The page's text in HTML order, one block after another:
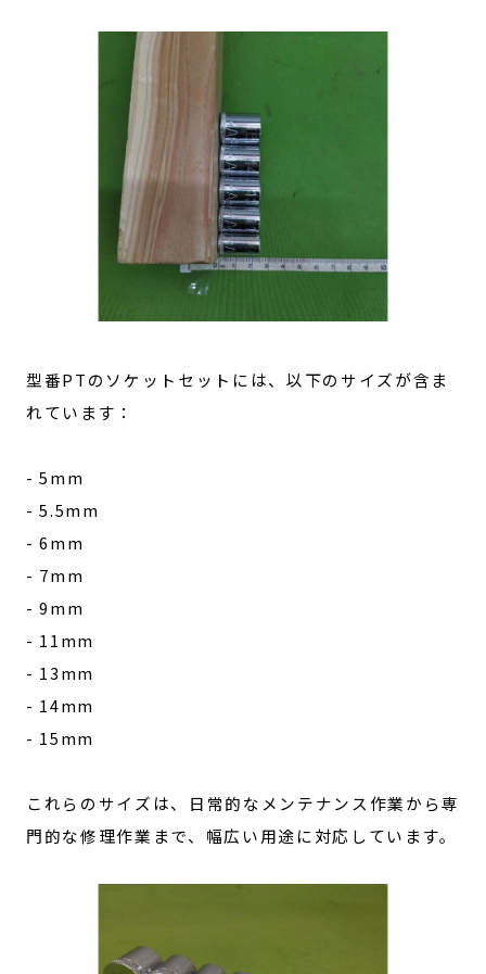
型番PTのソケットセットには、以下のサイズが含ま
れています：
- 5mm
- 5.5mm
- 6mm
- 7mm
- 9mm
- 11mm
- 13mm
- 14mm
- 15mm
これらのサイズは、日常的なメンテナンス作業から専
門的な修理作業まで、幅広い用途に対応しています。